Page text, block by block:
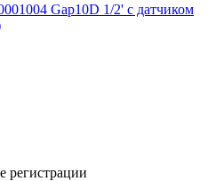
Gap10D 1/2' с датчиком
регистрации